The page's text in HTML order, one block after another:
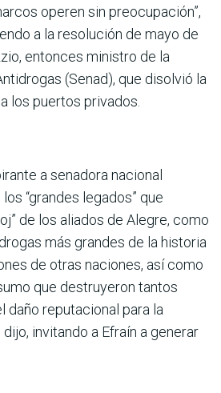
operen sin preocupación”,
a la resolución de mayo de
entonces ministro de la
(Senad), que disolvió la
los puertos privados.
a senadora nacional
“grandes legados” que
de los aliados de Alegre, como
más grandes de la historia
de otras naciones, así como
que destruyeron tantos
daño reputacional para la
invitando a Efraín a generar